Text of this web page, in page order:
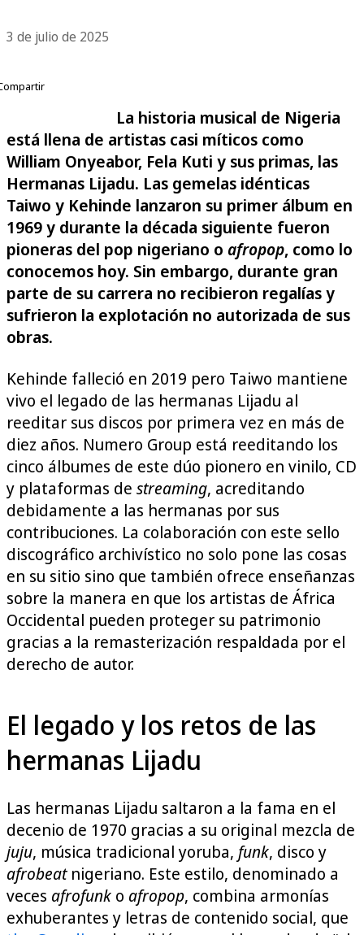
3 de julio de 2025
La historia musical de Nigeria
está llena de artistas casi míticos como
William Onyeabor, Fela Kuti y sus primas, las
Hermanas Lijadu. Las gemelas idénticas
Taiwo y Kehinde lanzaron su primer álbum en
1969 y durante la década siguiente fueron
pioneras del pop nigeriano o afropop, como lo
conocemos hoy. Sin embargo, durante gran
parte de su carrera no recibieron regalías y
sufrieron la explotación no autorizada de sus
obras.
Kehinde falleció en 2019 pero Taiwo mantiene
vivo el legado de las hermanas Lijadu al
reeditar sus discos por primera vez en más de
diez años. Numero Group está reeditando los
cinco álbumes de este dúo pionero en vinilo, CD
y plataformas de streaming, acreditando
debidamente a las hermanas por sus
contribuciones. La colaboración con este sello
discográfico archivístico no solo pone las cosas
en su sitio sino que también ofrece enseñanzas
sobre la manera en que los artistas de África
Occidental pueden proteger su patrimonio
gracias a la remasterización respaldada por el
derecho de autor.
El legado y los retos de las
hermanas Lijadu
Las hermanas Lijadu saltaron a la fama en el
decenio de 1970 gracias a su original mezcla de
juju, música tradicional yoruba, funk, disco y
afrobeatnigeriano. Este estilo, denominado a
veces afrofunk o afropop, combina armonías
exhuberantes y letras de contenido social, que